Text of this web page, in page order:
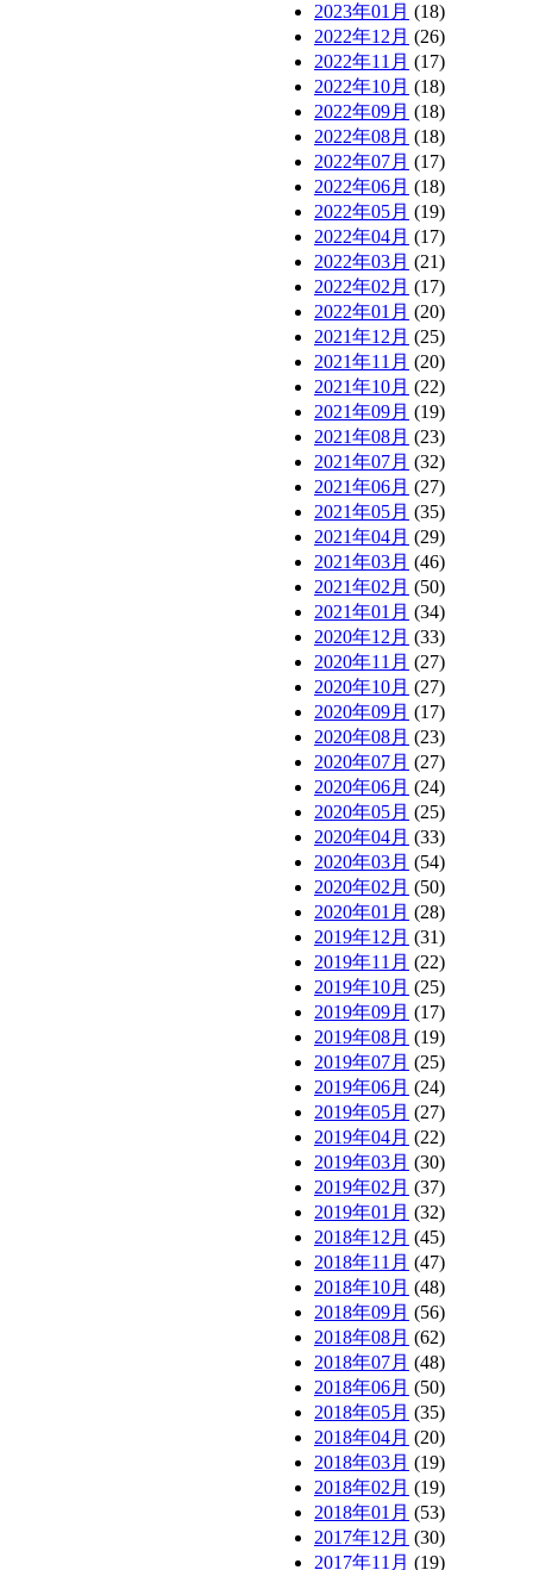
2023年01月 (18)
2022年12月 (26)
2022年11月 (17)
2022年10月 (18)
2022年09月 (18)
2022年08月 (18)
2022年07月 (17)
2022年06月 (18)
2022年05月 (19)
2022年04月 (17)
2022年03月 (21)
2022年02月 (17)
2022年01月 (20)
2021年12月 (25)
2021年11月 (20)
2021年10月 (22)
2021年09月 (19)
2021年08月 (23)
2021年07月 (32)
2021年06月 (27)
2021年05月 (35)
2021年04月 (29)
2021年03月 (46)
2021年02月 (50)
2021年01月 (34)
2020年12月 (33)
2020年11月 (27)
2020年10月 (27)
2020年09月 (17)
2020年08月 (23)
2020年07月 (27)
2020年06月 (24)
2020年05月 (25)
2020年04月 (33)
2020年03月 (54)
2020年02月 (50)
2020年01月 (28)
2019年12月 (31)
2019年11月 (22)
2019年10月 (25)
2019年09月 (17)
2019年08月 (19)
2019年07月 (25)
2019年06月 (24)
2019年05月 (27)
2019年04月 (22)
2019年03月 (30)
2019年02月 (37)
2019年01月 (32)
2018年12月 (45)
2018年11月 (47)
2018年10月 (48)
2018年09月 (56)
2018年08月 (62)
2018年07月 (48)
2018年06月 (50)
2018年05月 (35)
2018年04月 (20)
2018年03月 (19)
2018年02月 (19)
2018年01月 (53)
2017年12月 (30)
2017年11月 (19)